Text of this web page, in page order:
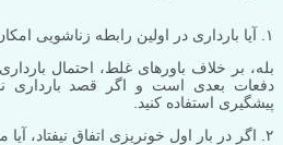
۱. آیا بارداری در اولین رابطه زناشویی امکان پذیر است؟
بله، بر خلاف باورهای غلط، احتمال
دفعات بعدی است و اگر قصد بارداری
پیشگیری استفاده کنید.
۲. اگر در بار اول خونریزی اتفاق نیفتاد، آیا مشکلی وجود دارد؟